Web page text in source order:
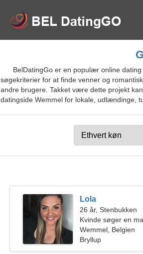
BelDatingGo er en populær online
søgekriterier for at finde venner og
andre brugere. Takket være dette projekt
datingside Wemmel for lokale, udlændinge,
Lola
26 år, Stenbukken
Kvinde søger en
Wemmel, Belgien
Bryllup